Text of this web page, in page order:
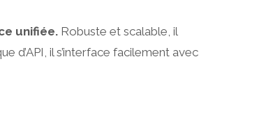
unifiée. Robuste et scalable, il
d’API, il s’interface facilement avec